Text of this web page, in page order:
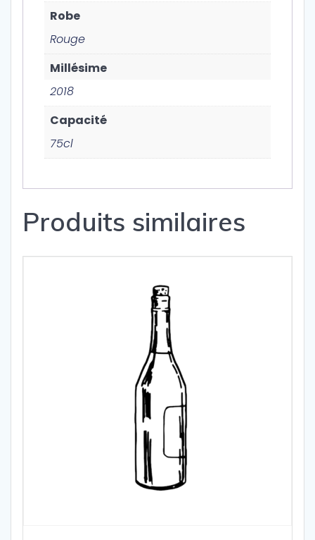
Robe
Rouge
Millésime
2018
Capacité
75cl
Produits similaires